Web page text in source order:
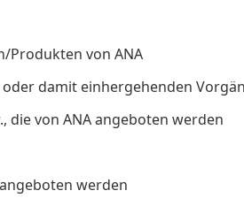
Produkten von ANA
damit einhergehenden
die von ANA angeboten werden
werden